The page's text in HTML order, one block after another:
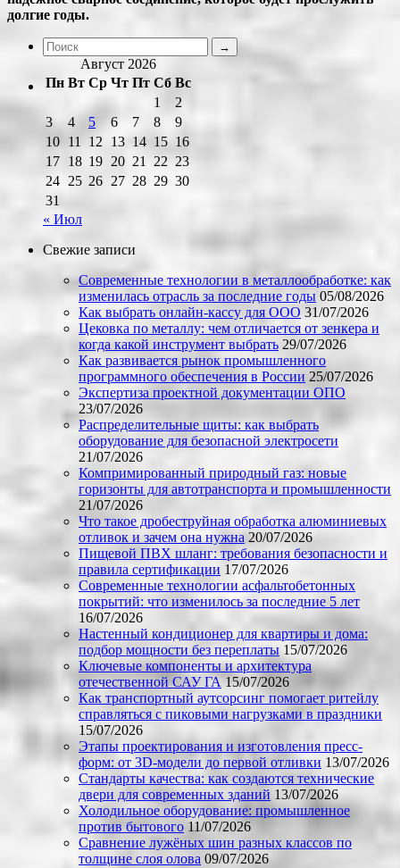
долгие годы.
Август 2026
Пн Вт Ср Чт Пт Сб Вс
1
2
3
4 5 6 7 8
9
10 11 12 13 14 15 16
17 18 19 20 21 22 23
24 25 26 27 28 29 30
31
« Июл
Свежие записи
Современные технологии в металлообработке: как
изменилась отрасль за последние годы 05/08/2026
Как выбрать онлайн-кассу для ООО 31/07/2026
Цековка по металлу: чем отличается от зенкера и
когда какой инструмент выбрать 29/07/2026
Как развивается рынок промышленного
программного обеспечения в России 25/07/2026
Экспертиза проектной документации ОПО
23/07/2026
Распределительные щиты: как выбрать
оборудование для безопасной электросети
21/07/2026
Компримированный природный газ: новые
горизонты для автотранспорта и промышленности
21/07/2026
Что такое дробеструйная обработка алюминиевых
отливок и зачем она нужна 20/07/2026
Пищевой ПВХ шланг: требования безопасности и
правила сертификации 17/07/2026
Современные технологии асфальтобетонных
покрытий: что изменилось за последние 5 лет
16/07/2026
Настенный кондиционер для квартиры и дома:
подбор мощности без переплаты 15/07/2026
Ключевые компоненты и архитектура
отечественной САУ ГА 15/07/2026
Как транспортный аутсорсинг помогает ритейлу
справляться с пиковыми нагрузками в праздники
15/07/2026
Этапы проектирования и изготовления пресс-
форм: от 3D-модели до первой отливки 13/07/2026
Стандарты качества: как создаются технические
двери для современных зданий 13/07/2026
Холодильное оборудование: промышленное
против бытового 11/07/2026
Сравнение лужёных шин разных классов по
толщине слоя олова 09/07/2026